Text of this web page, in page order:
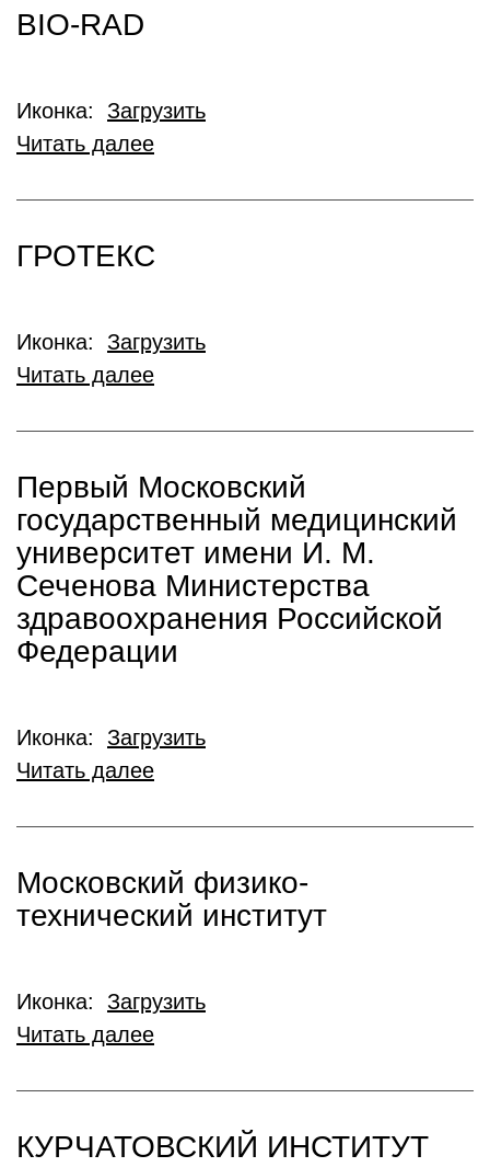
BIO-RAD
Иконка: Загрузить
Читать далее
ГРОТЕКС
Иконка: Загрузить
Читать далее
Первый Московский
государственный медицинский
университет имени И. М.
Сеченова Министерства
здравоохранения Российской
Федерации
Иконка: Загрузить
Читать далее
Московский физико-
технический институт
Иконка: Загрузить
Читать далее
КУРЧАТОВСКИЙ ИНСТИТУТ